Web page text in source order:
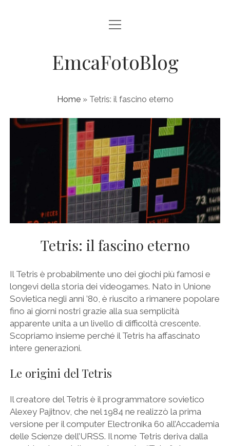
HOME
apri
menu
EmcaFotoBlog
Home» Tetris: il fascino eterno
Tetris: il fascino eterno
Il Tetris è probabilmente uno dei giochi più famosi e
longevi della storia dei videogames. Nato in Unione
Sovietica negli anni ’80, è riuscito a rimanere popolare
fino ai giorni nostri grazie alla sua semplicità
apparente unita a un livello di difficoltà crescente.
Scopriamo insieme perché il Tetris ha affascinato
intere generazioni.
Le origini del Tetris
Il creatore del Tetris è il programmatore sovietico
Alexey Pajitnov, che nel 1984 ne realizzò la prima
versione per il computer Electronika 60 all’Accademia
delle Scienze dell’URSS. Il nome Tetris deriva dalla